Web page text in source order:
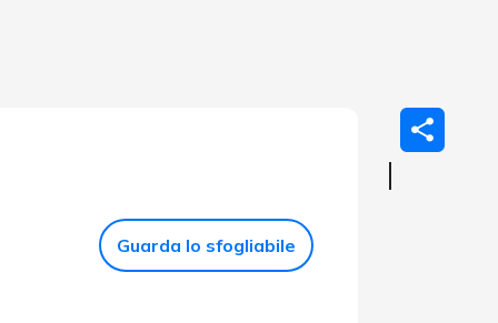
Guarda lo sfogliabile